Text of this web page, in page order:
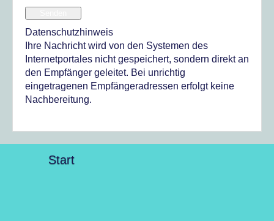
Datenschutzhinweis
Ihre Nachricht wird von den Systemen des
Internetportales nicht gespeichert, sondern direkt an
den Empfänger geleitet. Bei unrichtig
eingetragenen Empfängeradressen erfolgt keine
Nachbereitung.
Start